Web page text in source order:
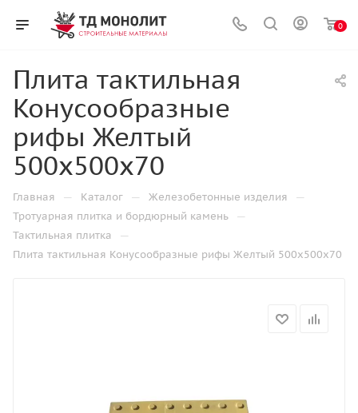
0
Плита тактильная
Конусообразные
рифы Желтый
500х500х70
Главная — Каталог — Железобетонные изделия —
Тротуарная плитка и бордюрный камень —
Тактильная плитка —
Плита тактильная Конусообразные рифы Желтый 500х500х70